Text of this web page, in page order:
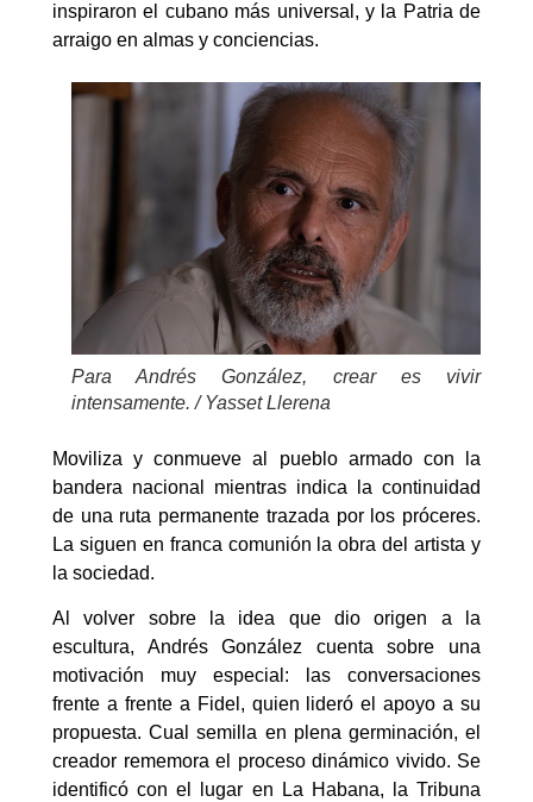
inspiraron el cubano más universal, y la Patria de
arraigo en almas y conciencias.
Para Andrés González, crear es vivir
intensamente. / Yasset Llerena
Moviliza y conmueve al pueblo armado con la
bandera nacional mientras indica la continuidad
de una ruta permanente trazada por los próceres.
La siguen en franca comunión la obra del artista y
la sociedad.
Al volver sobre la idea que dio origen a la
escultura, Andrés González cuenta sobre una
motivación muy especial: las conversaciones
frente a frente a Fidel, quien lideró el apoyo a su
propuesta. Cual semilla en plena germinación, el
creador rememora el proceso dinámico vivido. Se
identificó con el lugar en La Habana, la Tribuna